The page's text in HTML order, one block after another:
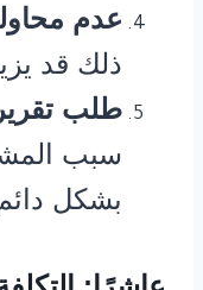
عدم
ذلك قد
طلب
سبب
بشكل